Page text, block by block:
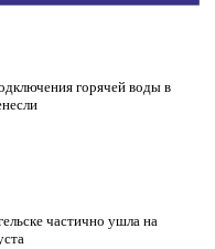
горячей воды в
частично ушла на